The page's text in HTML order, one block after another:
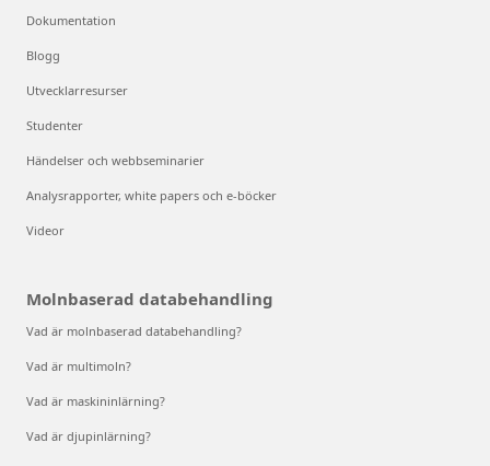
Dokumentation
Blogg
Utvecklarresurser
Studenter
Händelser och webbseminarier
Analysrapporter, white papers och e-böcker
Videor
Molnbaserad databehandling
Vad är molnbaserad databehandling?
Vad är multimoln?
Vad är maskininlärning?
Vad är djupinlärning?